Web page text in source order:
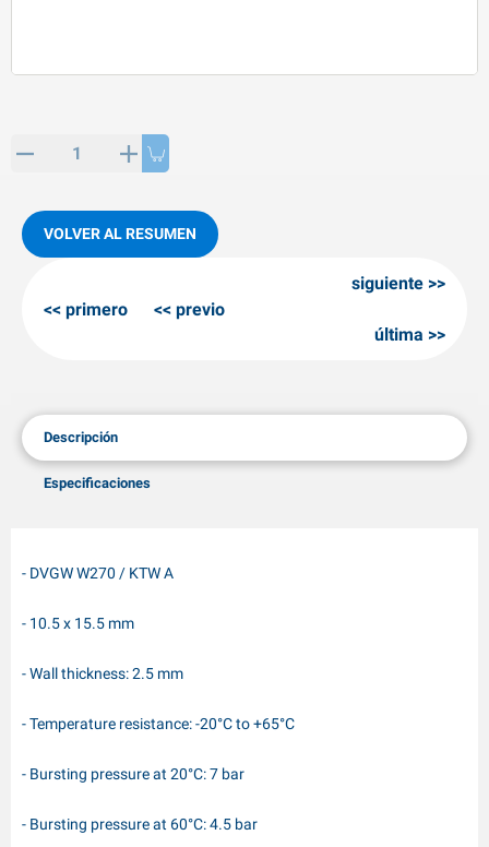
AL-KO
invernales
VOLVER AL RESUMEN
primero previo
siguiente
última
Descripción
Especificaciones
- DVGW W270 / KTW A
- 10.5 x 15.5 mm
- Wall thickness: 2.5 mm
- Temperature resistance: -20°C to +65°C
- Bursting pressure at 20°C: 7 bar
- Bursting pressure at 60°C: 4.5 bar